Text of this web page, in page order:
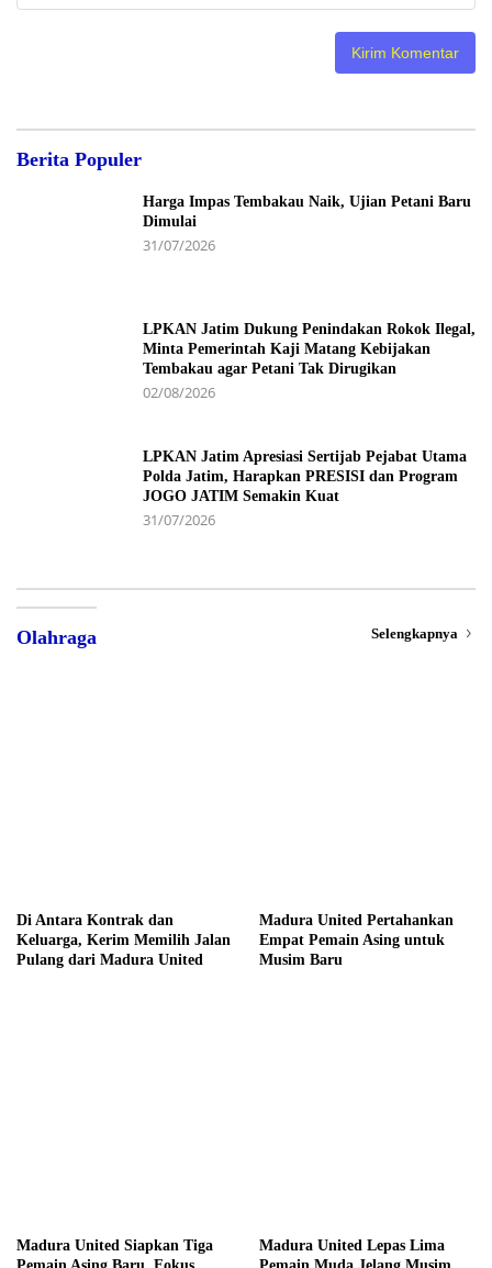
Berita Populer
Harga Impas Tembakau Naik, Ujian Petani Baru
Dimulai
31/07/2026
LPKAN Jatim Dukung Penindakan Rokok Ilegal,
Minta Pemerintah Kaji Matang Kebijakan
Tembakau agar Petani Tak Dirugikan
02/08/2026
LPKAN Jatim Apresiasi Sertijab Pejabat Utama
Polda Jatim, Harapkan PRESISI dan Program
JOGO JATIM Semakin Kuat
31/07/2026
Olahraga Selengkapnya
Di Antara Kontrak dan
Keluarga, Kerim Memilih Jalan
Pulang dari Madura United
Madura United Pertahankan
Empat Pemain Asing untuk
Musim Baru
Madura United Siapkan Tiga
Madura United Lepas Lima